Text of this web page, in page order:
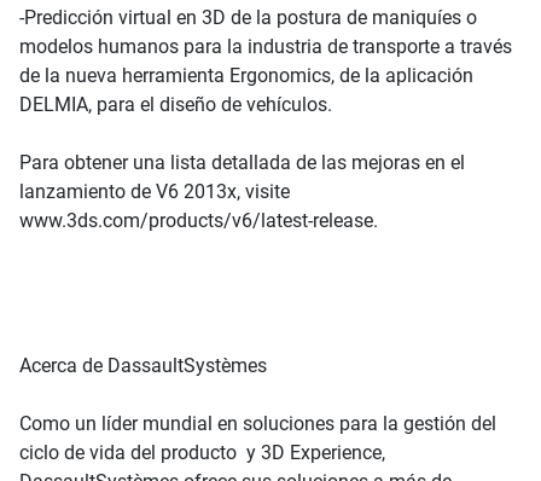
-Predicción virtual en 3D de la postura de maniquíes o
modelos humanos para la industria de transporte a través
de la nueva herramienta Ergonomics, de la aplicación
DELMIA, para el diseño de vehículos.
Para obtener una lista detallada de las mejoras en el
lanzamiento de V6 2013x, visite
www.3ds.com/products/v6/latest-release.
Acerca de DassaultSystèmes
Como un líder mundial en soluciones para la gestión del
ciclo de vida del producto y 3D Experience,